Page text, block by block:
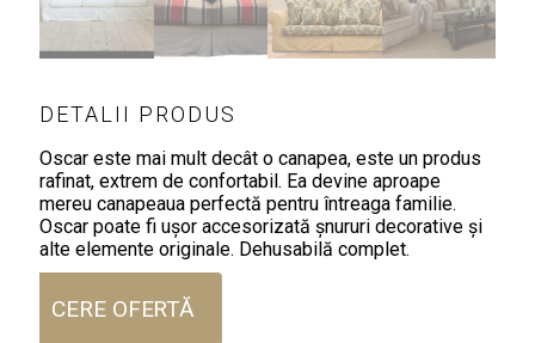
DETALII PRODUS
Oscar este mai mult decât o canapea, este un produs
rafinat, extrem de confortabil. Ea devine aproape
mereu canapeaua perfectă pentru întreaga familie.
Oscar poate fi ușor accesorizată șnururi decorative și
alte elemente originale. Dehusabilă complet.
CERE OFERTĂ